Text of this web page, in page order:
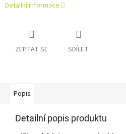
Detailní informace
ZEPTAT SE SDÍLET
Popis
Detailní popis produktu